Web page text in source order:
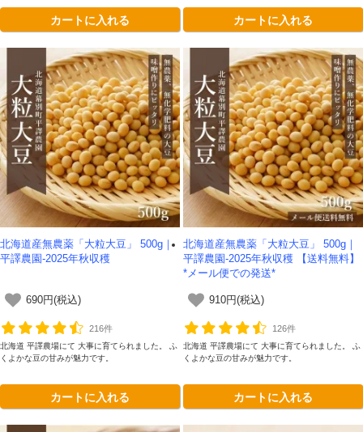
カートに入れる カートに入れる
北海道産無農薬「大粒大豆」 500g｜
平譯農園-2025年秋収穫
690円(税込)
216件
北海道 平譯農場にて 大事に育てられました。 ふ
くよかな豆の甘みが魅力です。
カートに入れる
北海道産無農薬「大粒大豆」 500g｜
平譯農園-2025年秋収穫 【送料無料】
*メール便での発送*
910円(税込)
126件
北海道 平譯農場にて 大事に育てられました。 ふ
くよかな豆の甘みが魅力です。
カートに入れる